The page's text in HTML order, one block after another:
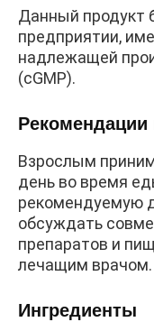
Данный продукт
предприятии,
надлежащей
(cGMP).
Взрослым
день во время
рекомендуемую
обсуждать
препаратов и
лечащим врачом.
Ингредиенты